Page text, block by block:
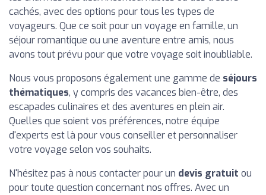
cachés, avec des options pour tous les types de
voyageurs. Que ce soit pour un voyage en famille, un
séjour romantique ou une aventure entre amis, nous
avons tout prévu pour que votre voyage soit inoubliable.
Nous vous proposons également une gamme de séjours
thématiques, y compris des vacances bien-être, des
escapades culinaires et des aventures en plein air.
Quelles que soient vos préférences, notre équipe
d'experts est là pour vous conseiller et personnaliser
votre voyage selon vos souhaits.
N'hésitez pas à nous contacter pour un devis gratuit ou
pour toute question concernant nos offres. Avec un